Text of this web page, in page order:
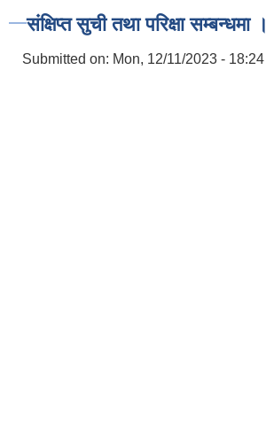
संक्षिप्त सुची तथा परिक्षा सम्बन्धमा ।
Submitted on: Mon, 12/11/2023 - 18:24